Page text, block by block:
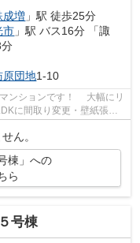
成増 」駅 徒歩25分
市 」駅 バス16分 「諏
原団地1-10
ンションです！ 大幅にリ
に間取り変更・壁紙張替
ん。
棟」への
ら
号棟